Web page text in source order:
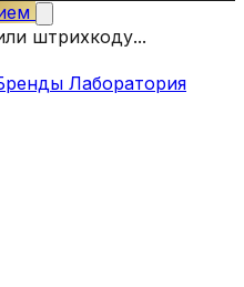
штрихкоду...
Лаборатория